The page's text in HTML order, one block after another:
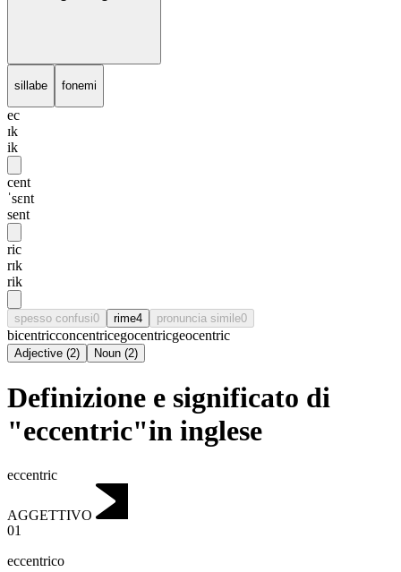
sillabe fonemi
ec
ɪk
ik
cent
ˈsɛnt
sent
ric
rɪk
rik
spesso confusi0 rime4 pronuncia simile0
bicentricconcentricegocentricgeocentric
Adjective (2) Noun (2)
Definizione e significato di
"eccentric"in inglese
eccentric
AGGETTIVO
01
eccentrico